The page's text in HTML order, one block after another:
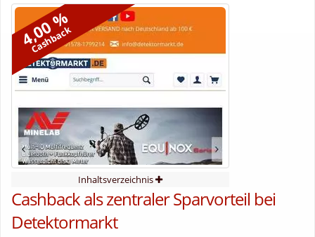
4,00 %
Cashback
Inhaltsverzeichnis
Cashback als zentraler Sparvorteil bei
Detektormarkt